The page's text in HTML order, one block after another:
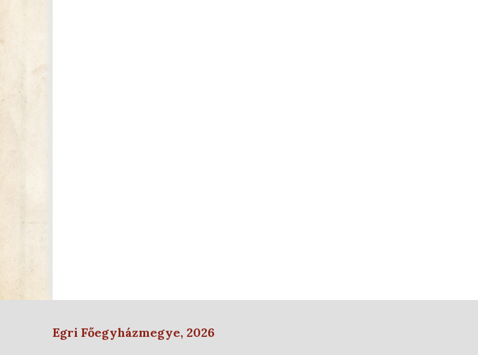
Egri Főegyházmegye, 2026